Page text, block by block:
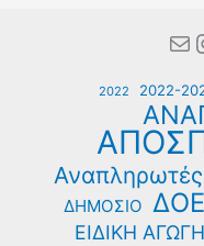
2022 2022-
Αναπληρωτές
ΔΗΜΟΣΙΟ ΔΟΕ
ΕΙΔΙΚΗ ΑΓΩΓΗ